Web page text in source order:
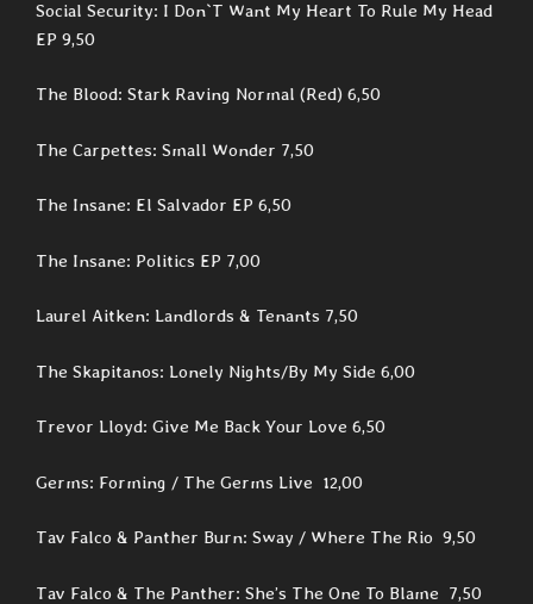
Social Security: I Don`T Want My Heart To Rule My Head
EP 9,50
The Blood: Stark Raving Normal (Red) 6,50
The Carpettes: Small Wonder 7,50
The Insane: El Salvador EP 6,50
The Insane: Politics EP 7,00
Laurel Aitken: Landlords & Tenants 7,50
The Skapitanos: Lonely Nights/By My Side 6,00
Trevor Lloyd: Give Me Back Your Love 6,50
Germs: Forming / The Germs Live 12,00
Tav Falco & Panther Burn: Sway / Where The Rio 9,50
Tav Falco & The Panther: She’s The One To Blame 7,50